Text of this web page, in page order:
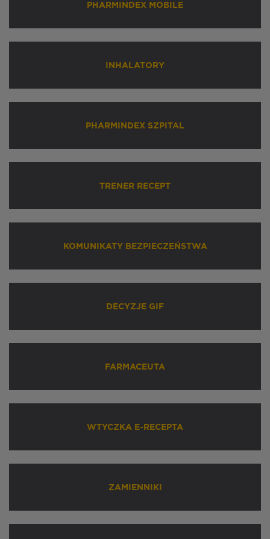
PHARMINDEX MOBILE
INHALATORY
PHARMINDEX SZPITAL
TRENER RECEPT
KOMUNIKATY BEZPIECZEŃSTWA
DECYZJE GIF
FARMACEUTA
WTYCZKA E-RECEPTA
ZAMIENNIKI